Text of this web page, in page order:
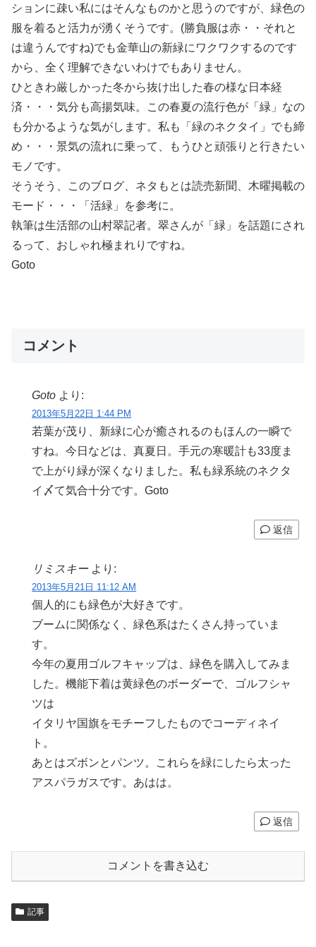
ションに疎い私にはそんなものかと思うのですが、緑色の
服を着ると活力が湧くそうです。(勝負服は赤・・それと
は違うんですね)でも金華山の新緑にワクワクするのです
から、全く理解できないわけでもありません。
ひときわ厳しかった冬から抜け出した春の様な日本経
済・・・気分も高揚気味。この春夏の流行色が「緑」なの
も分かるような気がします。私も「緑のネクタイ」でも締
め・・・景気の流れに乗って、もうひと頑張りと行きたい
モノです。
そうそう、このブログ、ネタもとは読売新聞、木曜掲載の
モード・・・「活緑」を参考に。
執筆は生活部の山村翠記者。翠さんが「緑」を話題にされ
るって、おしゃれ極まれりですね。
Goto
コメント
Goto より:
2013年5月22日 1:44 PM
若葉が茂り、新緑に心が癒されるのもほんの一瞬で
すね。今日などは、真夏日。手元の寒暖計も33度ま
で上がり緑が深くなりました。私も緑系統のネクタ
イ〆て気合十分です。Goto
返信
リミスキー より:
2013年5月21日 11:12 AM
個人的にも緑色が大好きです。
ブームに関係なく、緑色系はたくさん持っていま
す。
今年の夏用ゴルフキャップは、緑色を購入してみま
した。機能下着は黄緑色のボーダーで、ゴルフシャ
ツは
イタリヤ国旗をモチーフしたものでコーディネイ
ト。
あとはズボンとパンツ。これらを緑にしたら太った
アスパラガスです。あはは。
返信
コメントを書き込む
記事